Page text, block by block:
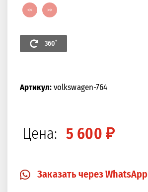
<< >>
Изображение в 360 градусов
360˚
Артикул:volkswagen-764
Цена: 5 600 ₽
Заказать через WhatsApp